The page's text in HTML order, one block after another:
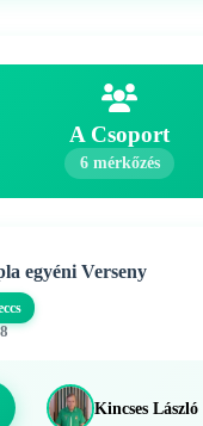
A Csoport
6 mérkőzés
egyéni Verseny
Kincses László